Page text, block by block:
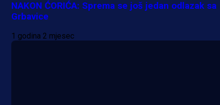
NAKON ĆORIĆA: Sprema se još jedan odlazak sa
Grbavice
1 godina 2 mjesec